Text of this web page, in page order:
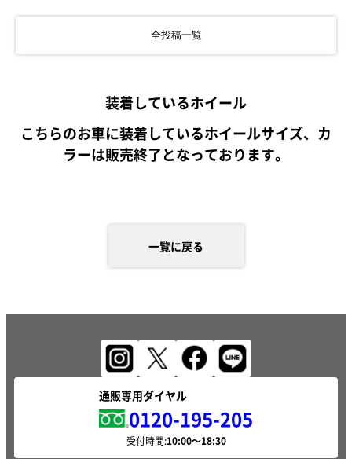
全投稿一覧
装着しているホイール
こちらのお車に装着しているホイールサイズ、カ
ラーは販売終了となっております。
一覧に戻る
通販専用ダイヤル
0120-195-205
受付時間: